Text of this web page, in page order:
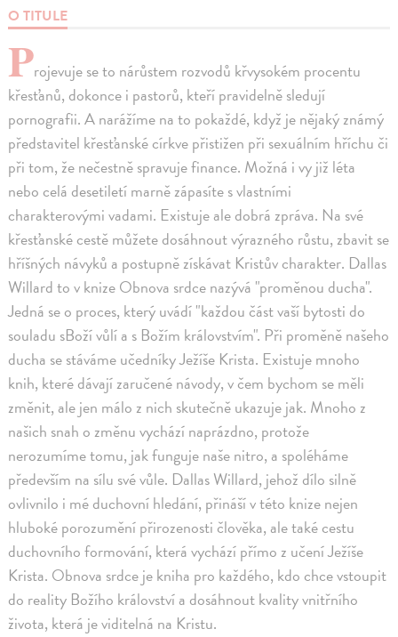
O TITULE
Projevuje se to nárůstem rozvodů křvysokém procentu
křesťanů, dokonce i pastorů, kteří pravidelně sledují
pornografii. A narážíme na to pokaždé, když je nějaký známý
představitel křesťanské církve přistižen při sexuálním hříchu či
při tom, že nečestně spravuje finance. Možná i vy již léta
nebo celá desetiletí marně zápasíte s vlastními
charakterovými vadami. Existuje ale dobrá zpráva. Na své
křesťanské cestě můžete dosáhnout výrazného růstu, zbavit se
hříšných návyků a postupně získávat Kristův charakter. Dallas
Willard to v knize Obnova srdce nazývá "proměnou ducha".
Jedná se o proces, který uvádí "každou část vaší bytosti do
souladu sBoží vůlí a s Božím královstvím". Při proměně našeho
ducha se stáváme učedníky Ježíše Krista. Existuje mnoho
knih, které dávají zaručené návody, v čem bychom se měli
změnit, ale jen málo z nich skutečně ukazuje jak. Mnoho z
našich snah o změnu vychází naprázdno, protože
nerozumíme tomu, jak funguje naše nitro, a spoléháme
především na sílu své vůle. Dallas Willard, jehož dílo silně
ovlivnilo i mé duchovní hledání, přináší v této knize nejen
hluboké porozumění přirozenosti člověka, ale také cestu
duchovního formování, která vychází přímo z učení Ježíše
Krista. Obnova srdce je kniha pro každého, kdo chce vstoupit
do reality Božího království a dosáhnout kvality vnitřního
života, která je viditelná na Kristu.